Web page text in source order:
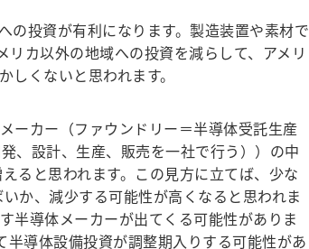
投資が有利になります。製造装置や素材で
カ以外の地域への投資を減らして、アメリ
くないと思われます。
ーカー（ファウンドリー＝半導体受託生産
設計、生産、販売を一社で行う））の中
ると思われます。この見方に立てば、少な
か、減少する可能性が高くなると思われま
半導体メーカーが出てくる可能性がありま
導体設備投資が調整期入りする可能性があ